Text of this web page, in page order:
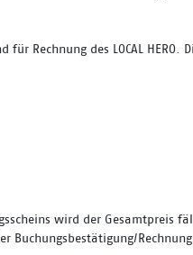
Rechnung des LOCAL
wird der Gesamtpreis
Buchungsbestätigung/